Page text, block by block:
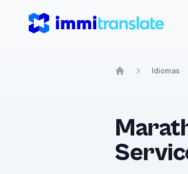
ImmiTranslate
Idiomas